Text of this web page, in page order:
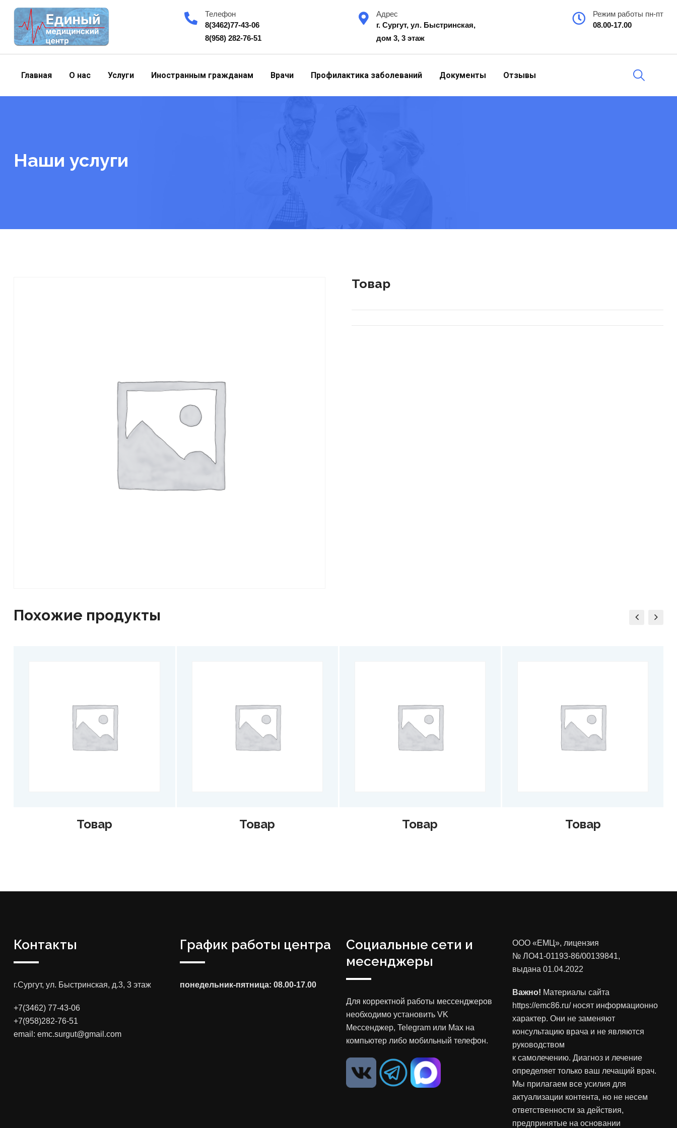
content
Телефон
8(3462)77-43-06
8(958) 282-76-51
Адрес
г. Сургут, ул. Быстринская,
дом 3, 3 этаж
Режим работы пн-пт
08.00-17.00
Главная О нас Услуги Иностранным гражданам Врачи Профилактика заболеваний Документы Отзывы
Наши услуги
Товар
Похожие продукты
Контакты
г.Сургут, ул. Быстринская, д.3, 3 этаж
+7(3462) 77-43-06
+7(958)282-76-51
email: emc.surgut@gmail.com
График работы центра
понедельник-пятница: 08.00-17.00
Социальные сети и
месенджеры
Для корректной работы мессенджеров
необходимо установить VK
Мессенджер, Telegram или Max на
компьютер либо мобильный телефон.
ООО «ЕМЦ», лицензия
№ ЛО41-01193-86/00139841,
выдана 01.04.2022
Важно! Материалы сайта
https://emc86.ru/ носят информационно
характер. Они не заменяют
консультацию врача и не являются
руководством
к самолечению. Диагноз и лечение
определяет только ваш лечащий врач.
Мы прилагаем все усилия для
актуализации контента, но не несем
ответственности за действия,
предпринятые на основании